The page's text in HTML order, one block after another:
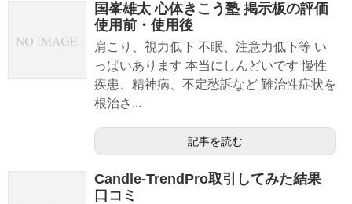
国峯雄太 心体きこう塾 掲示板の評価
使用前・使用後
肩こり、視力低下 不眠、注意力低下等 い
っぱいあります 本当にしんどいです 慢性
疾患、精神病、不定愁訴など 難治性症状を
根治さ...
記事を読む
Candle-TrendPro取引してみた結果
口コミ